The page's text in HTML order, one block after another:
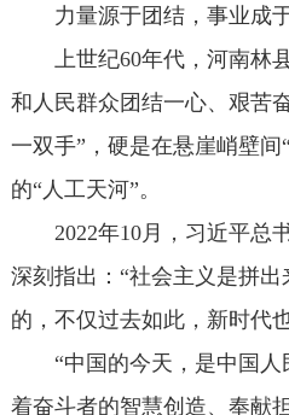
力量源于团结，事业成
上世纪60年代，河南林
和人民群众团结一心、艰苦
一双手”，硬是在悬崖峭壁间
的“人工天河”。
2022年10月，习近平总
深刻指出：“社会主义是拼
的，不仅过去如此，新时代
“中国的今天，是中国
着奋斗者的智慧创造、奉献